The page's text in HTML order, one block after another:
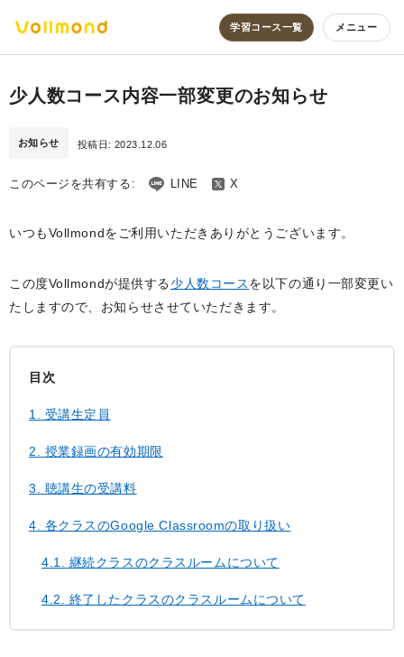
学習コース一覧 メニュー
少人数コース内容一部変更のお知らせ
お知らせ 投稿日: 2023.12.06
このページを共有する: LINE X
いつもVollmondをご利用いただきありがとうございます。
この度Vollmondが提供する 少人数コースを以下の通り一部変更い
たしますので、お知らせさせていただきます。
目次
1. 受講生定員
2. 授業録画の有効期限
3. 聴講生の受講料
4. 各クラスのGoogle Classroomの取り扱い
4.1. 継続クラスのクラスルームについて
4.2. 終了したクラスのクラスルームについて